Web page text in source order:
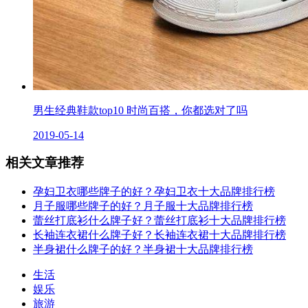
男生经典鞋款top10 时尚百搭，你都选对了吗
2019-05-14
相关文章推荐
孕妇卫衣哪些牌子的好？孕妇卫衣十大品牌排行榜
月子服哪些牌子的好？月子服十大品牌排行榜
蕾丝打底衫什么牌子好？蕾丝打底衫十大品牌排行榜
长袖连衣裙什么牌子好？长袖连衣裙十大品牌排行榜
半身裙什么牌子的好？半身裙十大品牌排行榜
生活
娱乐
旅游